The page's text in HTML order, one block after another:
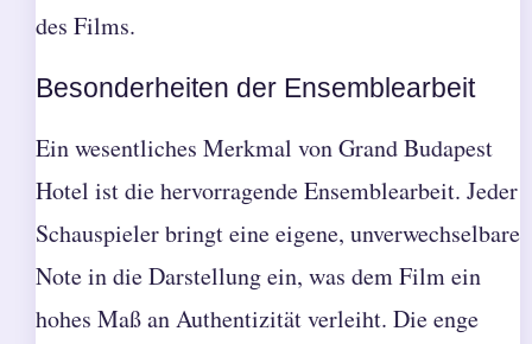
des Films.
Besonderheiten der Ensemblearbeit
Ein wesentliches Merkmal von Grand Budapest
Hotel ist die hervorragende Ensemblearbeit. Jeder
Schauspieler bringt eine eigene, unverwechselbare
Note in die Darstellung ein, was dem Film ein
hohes Maß an Authentizität verleiht. Die enge